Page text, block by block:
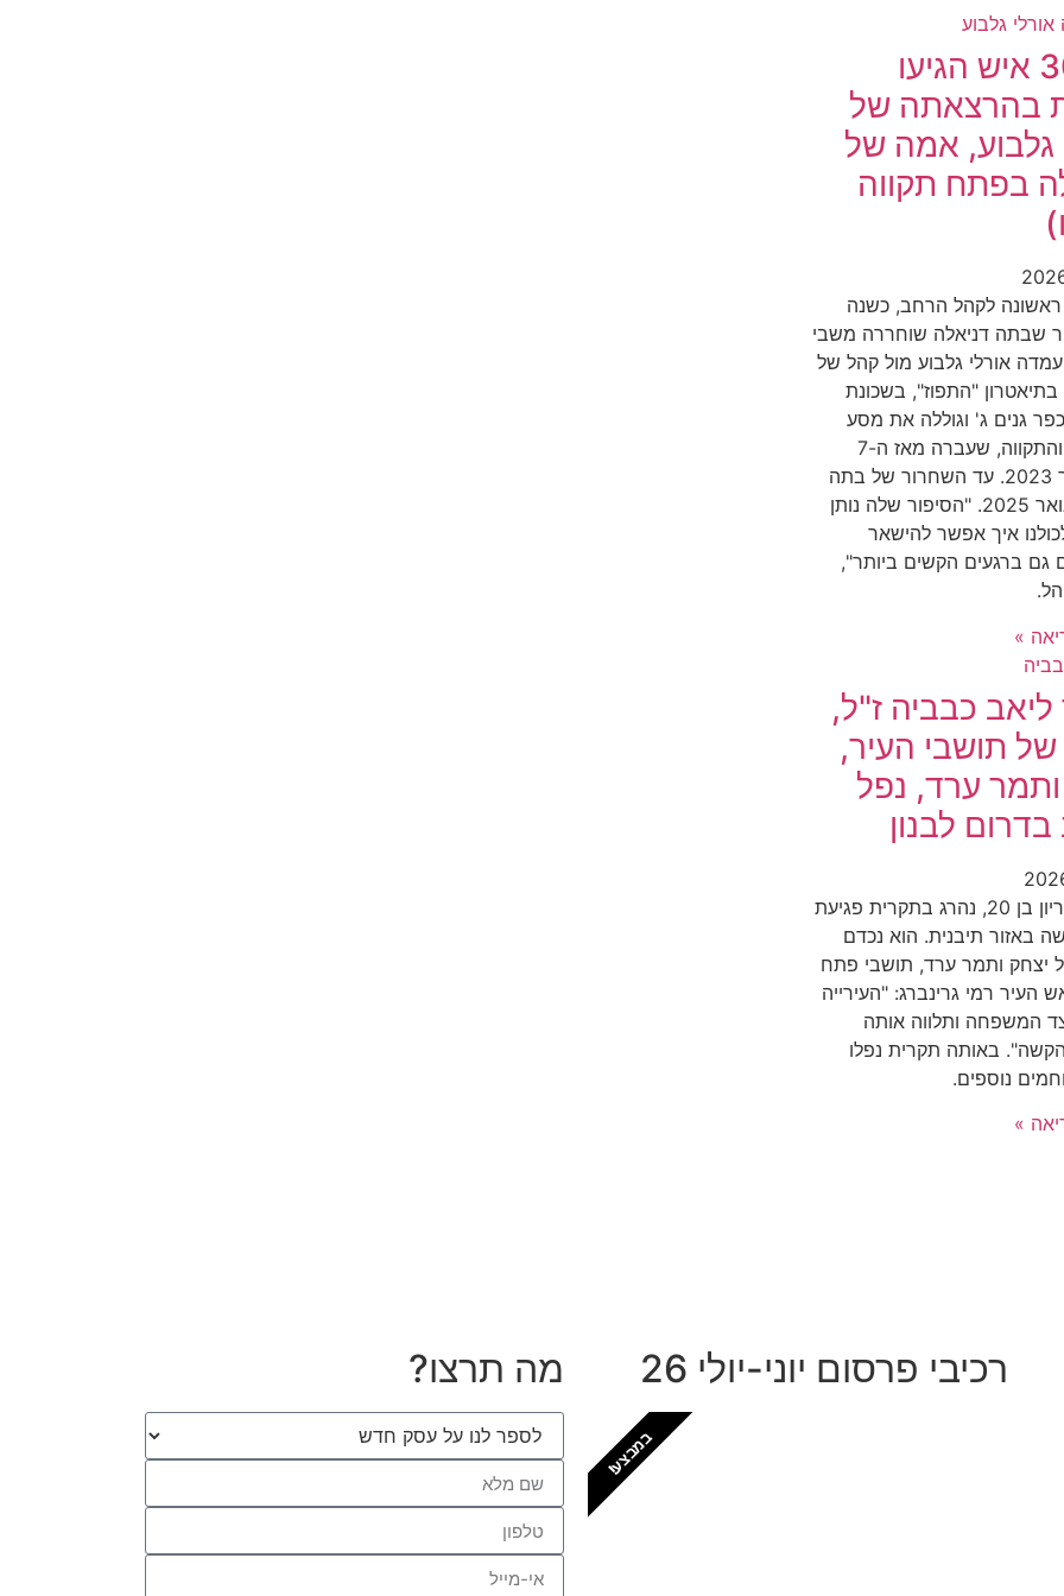
כ-300 איש הגיעו
בהרצאתה של
גלבוע, אמה של
בפתח תקווה
לקהל הרחב, כשנה
שבתה דניאלה שוחררה משבי
אורלי גלבוע מול קהל של
בתיאטרון "התפוז", בשכונת
גנים ג' וגוללה את מסע
הייסורים והתקווה, שעברה מאז ה-7
באוקטובר 2023. עד השחרור של בתה
ב-25 בינואר 2025. "הסיפור שלה נותן
איך אפשר להישאר
גם ברגעים הקשים ביותר",
»
כבביה ז"ל,
תושבי העיר,
ערד, נפל
לבנון
לוחם השריון בן 20, נהרג בתקרית פגיעת
באזור תיבנית. הוא נכדם
יצחק ותמר ערד, תושבי פתח
העיר רמי גרינברג: "העירייה
המשפחה ותלווה אותה
באותה תקרית נפלו
נוספים.
»
רכיבי פרסום יוני-יולי 26
במבצע!
מה תרצו?